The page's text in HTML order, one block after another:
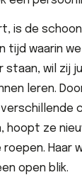
is de
tijd waarin
staan, wil zij
leren.
hoopt ze
roepen. Haar
open blik.